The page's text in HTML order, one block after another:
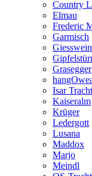
Country
Elmau
Frederic
Garmisch
Giesswein
Grasegger
Isar
Kaiseralm
Krüger
Ledergott
Lusana
Maddox
Marjo
Meindl